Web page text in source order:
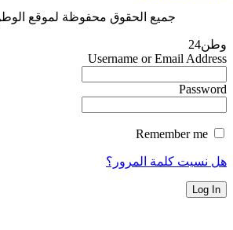
جميع الحقوق محفوظة لموقع الوطن24 © 2025
Username or Email
Remember me
نسيت كلمة المرور؟